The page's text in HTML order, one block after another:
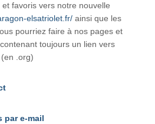
favoris vers notre nouvelle
elsatriolet.fr/ ainsi que les
pourriez faire à nos pages et
toujours un lien vers
.org)
par e-mail